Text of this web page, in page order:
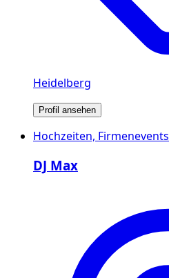
Heidelberg
Profil ansehen
Hochzeiten, Firmenevents
DJ Max